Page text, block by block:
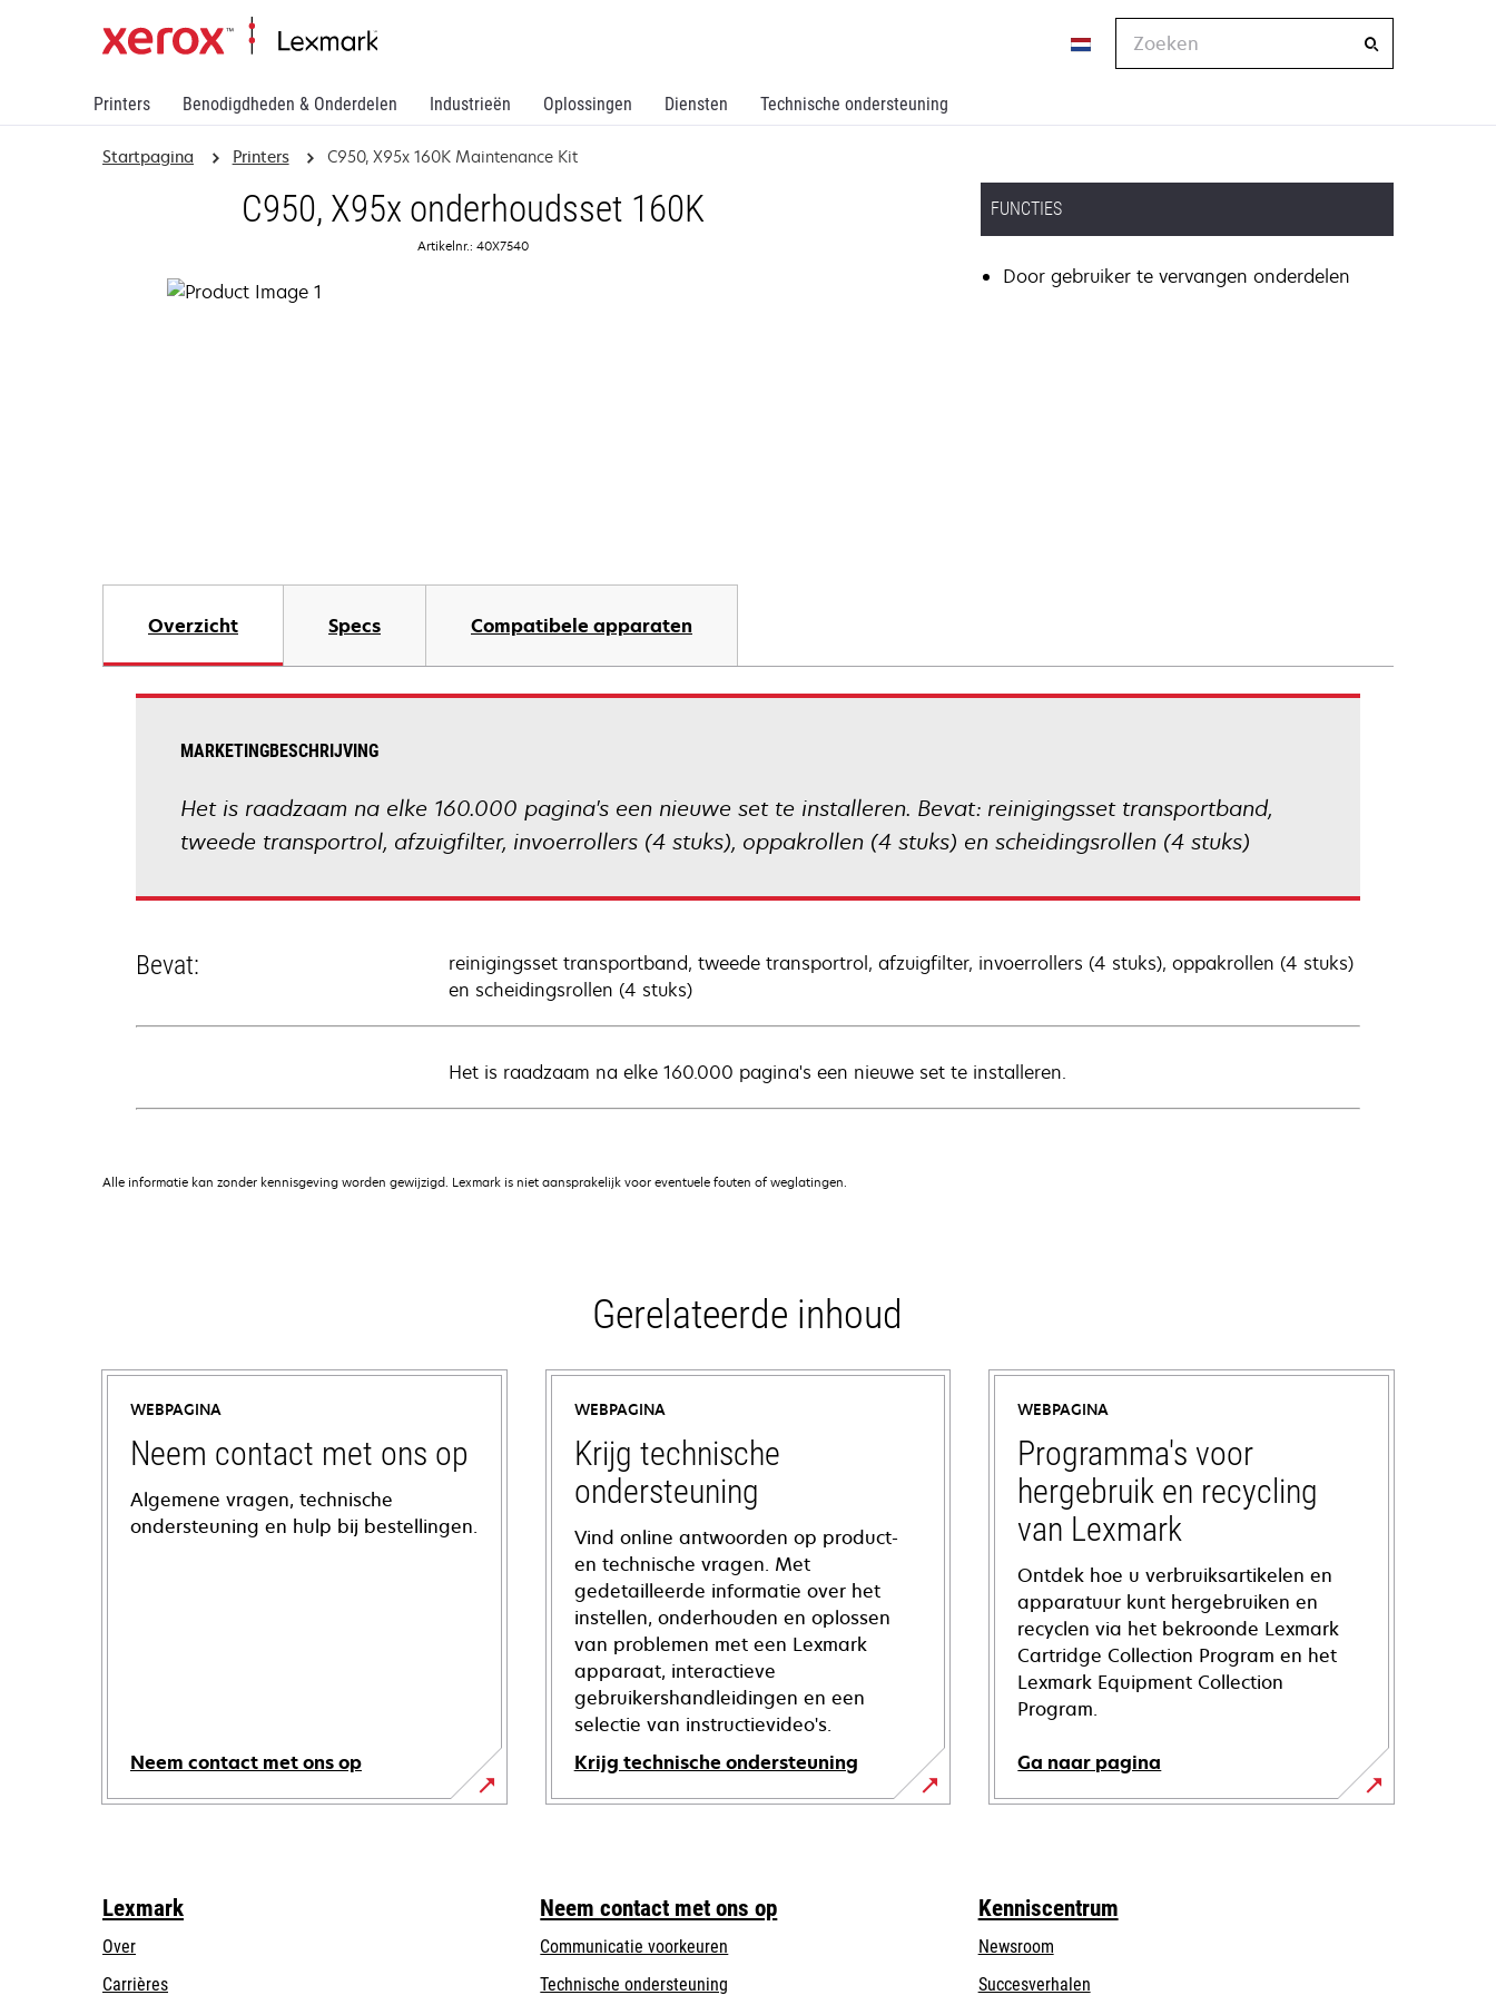
Printers Benodigdheden & Onderdelen Industrieën Oplossingen Diensten Technische ondersteuning
Zoeken
Startpagina Printers C950, X95x 160K Maintenance Kit
C950, X95x onderhoudsset 160K
Artikelnr.: 40X7540
FUNCTIES
Door gebruiker te vervangen onderdelen
Overzicht Specs Compatibele apparaten
MARKETINGBESCHRIJVING
Het is raadzaam na elke 160.000 pagina's een nieuwe set te installeren. Bevat: reinigingsset transportband,
tweede transportrol, afzuigfilter, invoerrollers (4 stuks), oppakrollen (4 stuks) en scheidingsrollen (4 stuks)
Bevat:
reinigingsset transportband, tweede transportrol, afzuigfilter, invoerrollers (4 stuks), oppakrollen (4 stuks)
en scheidingsrollen (4 stuks)
Het is raadzaam na elke 160.000 pagina's een nieuwe set te installeren.
Alle informatie kan zonder kennisgeving worden gewijzigd. Lexmark is niet aansprakelijk voor eventuele fouten of weglatingen.
Gerelateerde inhoud
WEBPAGINA
Neem contact met ons op
Algemene vragen, technische
ondersteuning en hulp bij bestellingen.
Neem contact met ons op
WEBPAGINA
Krijg technische
ondersteuning
Vind online antwoorden op product-
en technische vragen. Met
gedetailleerde informatie over het
instellen, onderhouden en oplossen
van problemen met een Lexmark
apparaat, interactieve
gebruikershandleidingen en een
selectie van instructievideo's.
Krijg technische ondersteuning
opens
tab
WEBPAGINA
Programma's voor
hergebruik en recycling
van Lexmark
Ontdek hoe u verbruiksartikelen en
apparatuur kunt hergebruiken en
recyclen via het bekroonde Lexmark
Cartridge Collection Program en het
Lexmark Equipment Collection
Program.
Ga naar pagina
Lexmark
Over
Carrières
Neem contact met ons op
Communicatie voorkeuren
Technische ondersteuning
Kenniscentrum
Newsroom
Succesverhalen